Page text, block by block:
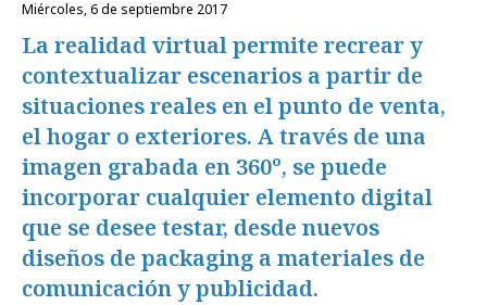
miércoles, 6 de septiembre 2017
La realidad virtual permite recrear y
contextualizar escenarios a partir de
situaciones reales en el punto de venta,
el hogar o exteriores. A través de una
imagen grabada en 360º, se puede
incorporar cualquier elemento digital
que se desee testar, desde nuevos
diseños de packaging a materiales de
comunicación y publicidad.